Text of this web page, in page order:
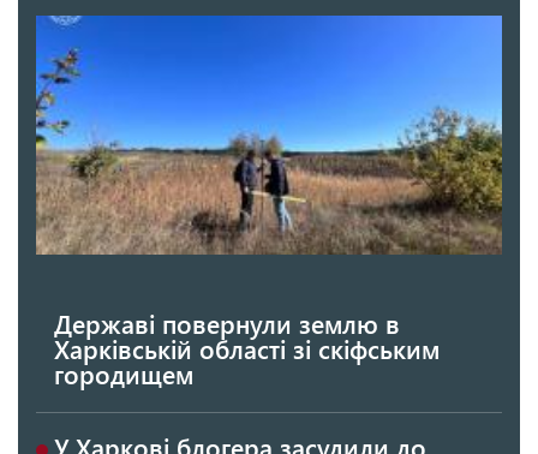
Державі повернули землю в
Харківській області зі скіфським
городищем
У Харкові блогера засудили до